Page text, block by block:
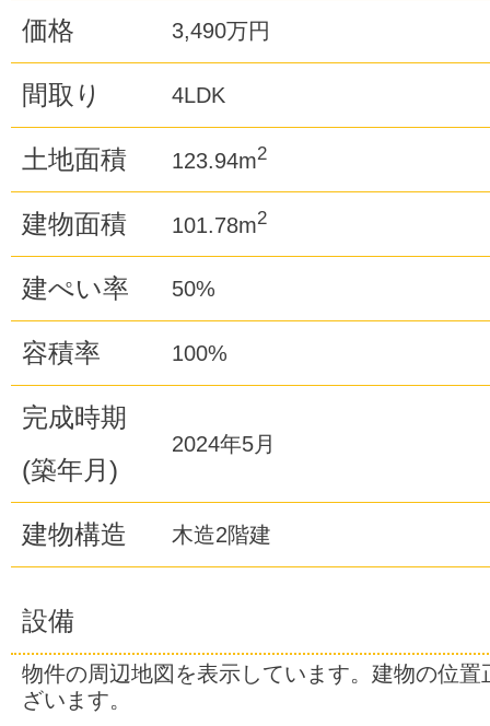
価格 3,490万円
間取り 4LDK
土地面積 123.94m2
建物面積 101.78m2
建ぺい率 50%
容積率 100%
完成時期
(築年月)
2024年5月
建物構造 木造2階建
設備
物件の周辺地図を表示しています。建物の位置
ざいます。